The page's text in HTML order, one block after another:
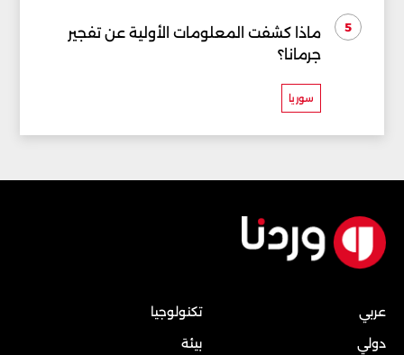
5
ماذا كشفت المعلومات الأولية عن تفجير
جرمانا؟
سوريا
عربي
دولي
تكنولوجيا
بيئة